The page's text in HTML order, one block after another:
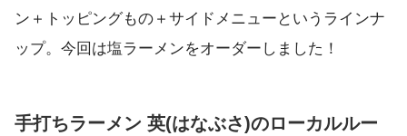
ン＋トッピングもの＋サイドメニューというラインナ
ップ。今回は塩ラーメンをオーダーしました！
手打ちラーメン 英(はなぶさ)のローカルルー